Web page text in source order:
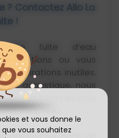
et vous donne le
vous souhaitez
? Contactez Allo La
!
fuite d’eau
ou vous
réparations inutiles.
acoustique, nous
vos fuites et vous
adaptées.